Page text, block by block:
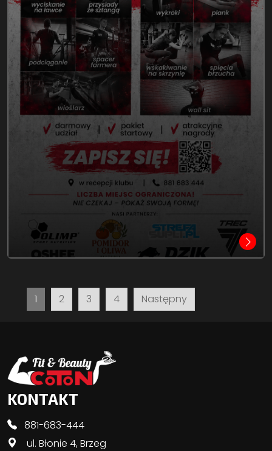
Stronicowanie
1 2 3 4 Następny
KONTAKT
881-683-444
ul. Błonie 4, Brzeg